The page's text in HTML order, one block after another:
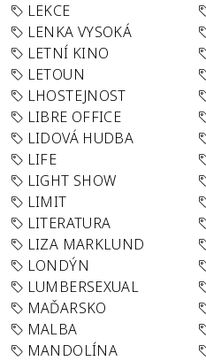
LEKCE
LENKA VYSOKÁ
LETNÍ KINO
LETOUN
LHOSTEJNOST
LIBRE OFFICE
LIDOVÁ HUDBA
LIFE
LIGHT SHOW
LIMIT
LITERATURA
LIZA MARKLUND
LONDÝN
LUMBERSEXUAL
MAĎARSKO
MALBA
MANDOLÍNA